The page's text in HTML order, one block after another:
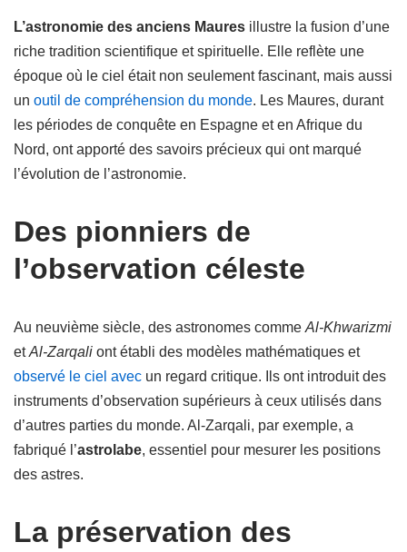
L’astronomie des anciens Maures illustre la fusion d’une
riche tradition scientifique et spirituelle. Elle reflète une
époque où le ciel était non seulement fascinant, mais aussi
un outil de compréhension du monde. Les Maures, durant
les périodes de conquête en Espagne et en Afrique du
Nord, ont apporté des savoirs précieux qui ont marqué
l’évolution de l’astronomie.
Des pionniers de
l’observation céleste
Au neuvième siècle, des astronomes comme Al-Khwarizmi
etAl-Zarqali ont établi des modèles mathématiques et
observé le ciel avec un regard critique. Ils ont introduit des
instruments d’observation supérieurs à ceux utilisés dans
d’autres parties du monde. Al-Zarqali, par exemple, a
fabriqué l’astrolabe, essentiel pour mesurer les positions
des astres.
La préservation des